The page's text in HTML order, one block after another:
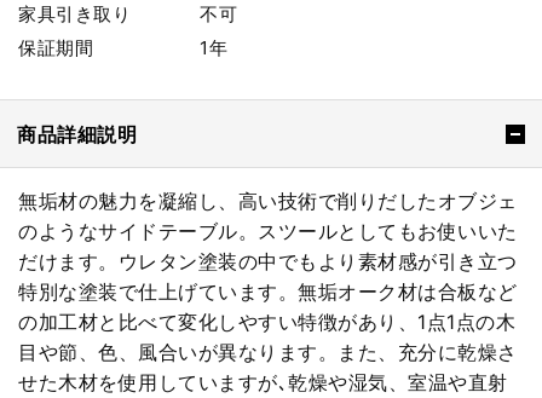
家具引き取り
不可
保証期間
1年
商品詳細説明
無垢材の魅力を凝縮し、高い技術で削りだしたオブジェ
のようなサイドテーブル。スツールとしてもお使いいた
だけます。ウレタン塗装の中でもより素材感が引き立つ
特別な塗装で仕上げています。無垢オーク材は合板など
の加工材と比べて変化しやすい特徴があり、1点1点の木
目や節、色、風合いが異なります。また、充分に乾燥さ
せた木材を使用していますが､乾燥や湿気、室温や直射